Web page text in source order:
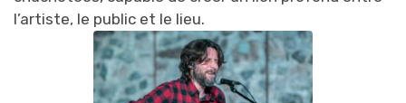
l’artiste, le public et le lieu.